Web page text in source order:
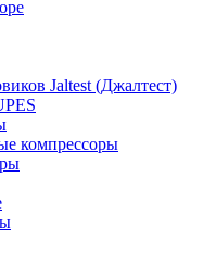
Jaltest (Джалтест)
компрессоры